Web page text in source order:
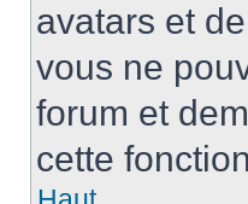
avatars et
vous ne
forum et
cette